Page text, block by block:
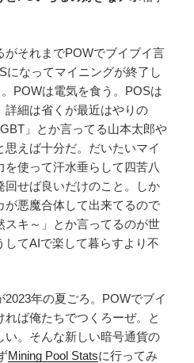
がそれまでPOWでブイブイ言
になってマイニングが終了し
POWは電気を食う。POSは
詳細は省くが最近はやりの
」とか言ってる山本太郎や
えば十分だ。だいたいマイ
使って汗水垂らして四苦八
回せば良いだけのこと。しか
が悪魔合体して出来てるので
スキ～」とか言ってるのが世
てAIで楽して暮らすより不
2023年の夏ごろ。POWでブイ
ば俺たちでつくろーぜ。と
い。そんな新しい暗号通貨の
Mining Pool Statsに行ってみ